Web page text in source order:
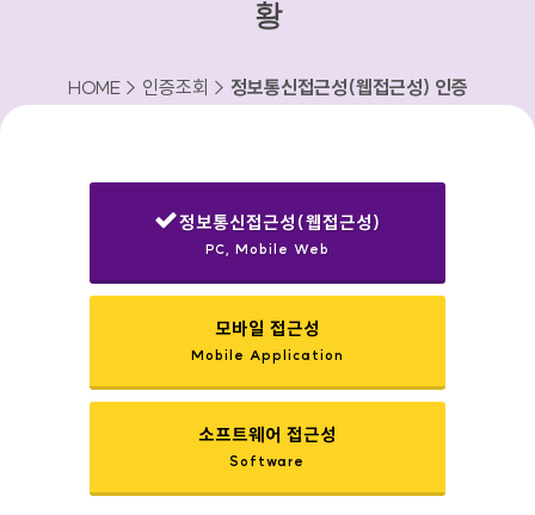
황
HOME > 인증조회 > 정보통신접근성(웹접근성) 인증
정보통신접근성(웹접근성)
PC, Mobile Web
모바일 접근성
Mobile Application
소프트웨어 접근성
Software